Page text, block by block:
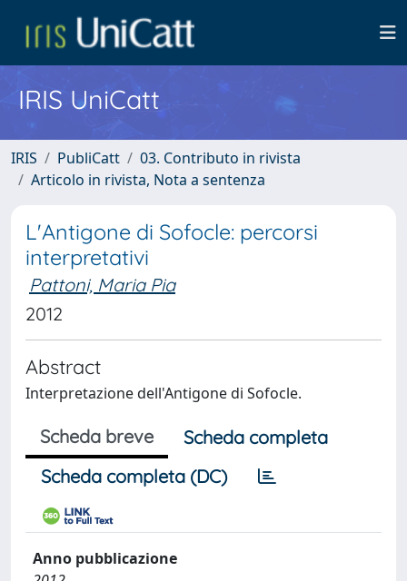
IRIS UniCatt
IRIS PubliCatt
03. Contributo in rivista
Articolo in rivista, Nota a sentenza
L'Antigone di Sofocle: percorsi
interpretativi
Pattoni, Maria Pia
2012
Abstract
Interpretazione dell'Antigone di Sofocle.
Scheda breve
Scheda completa
Scheda completa (DC)
Anno pubblicazione